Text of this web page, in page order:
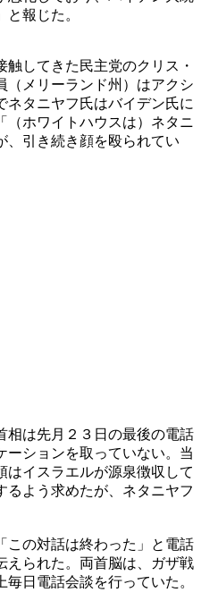
報じた。
してきた民主党のクリス・
（メリーランド州）はアクシ
ネタニヤフ氏はバイデン氏に
（ホワイトハウスは）ネタニ
、引き続き顔を殴られてい
相は先月２３日の最後の電話
ーションを取っていない。当
はイスラエルが源泉徴収して
るよう求めたが、ネタニヤフ
この対話は終わった」と電話
えられた。両首脳は、ガザ戦
日電話会談を行っていた。